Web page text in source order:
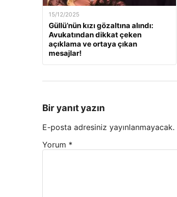
15/12/2025
Güllü’nün kızı gözaltına alındı:
Avukatından dikkat çeken
açıklama ve ortaya çıkan
mesajlar!
Bir yanıt yazın
E-posta adresiniz yayınlanmayacak.
Yorum *